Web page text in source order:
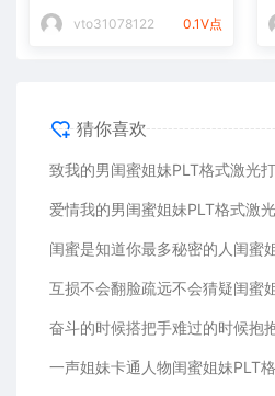
通用矢量图
vto31078122
0.1V点
猜你喜欢